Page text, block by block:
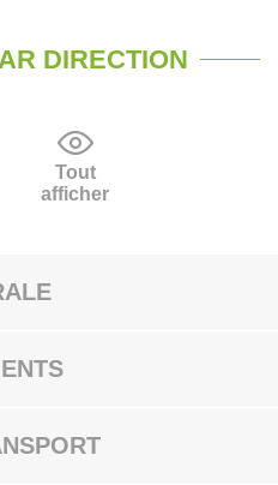
DIRECTION
Tout
afficher